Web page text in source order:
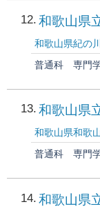
12 和歌山県
和歌山県紀の
普通科
専門
13 和歌山県
和歌山県和歌
普通科
専門
14 和歌山県